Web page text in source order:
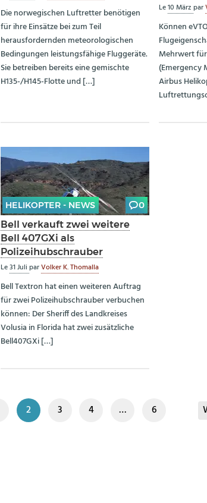
Die norwegischen Luftretter benötigen
für ihre Einsätze bei zum Teil
herausfordernden meteorologischen
Bedingungen leistungsfähige Fluggeräte.
Sie betreiben bereits eine gemischte
H135-/H145-Flotte und […]
Le10 Märzpar
Können
Mehrwert
(Emergency
Airbus
HELIKOPTER - NEWS 0
Bell verkauft zwei weitere
Bell 407GXi als
Polizeihubschrauber
Le31 Juli parVolker K. Thomalla
Bell Textron hat einen weiteren Auftrag
für zwei Polizeihubschrauber verbuchen
können: Der Sheriff des Landkreises
Volusia in Florida hat zwei zusätzliche
Bell407GXi […]
2 3 4 … 6